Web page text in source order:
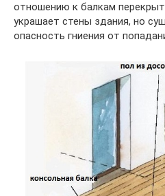
отношению к балкам
украшает стены здания, но
опасность гниения от